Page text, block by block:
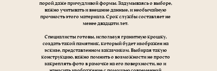
порой даже причудливой формы. Задумываясь о выборе,
важно учитывать и внешние данные, и необычайную
прочность этого материала. Срок службы составляет не
менее двадцати лет.
Специалисты готовы, используя гранитную крошку,
создать такой памятник, который будет изображен на
эскизе, представленном заказчиком. Выбирая такую
конструкцию, важно помнить о возможности не просто
закреплять фото в рамочке на его поверхности, но и